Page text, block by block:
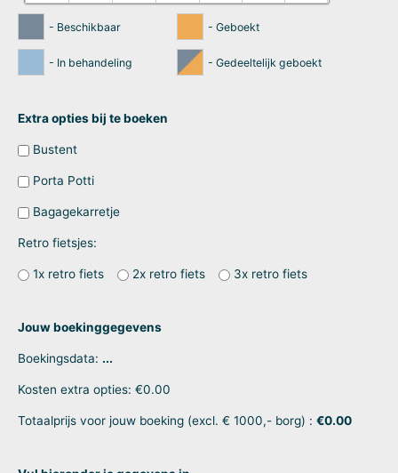
- Beschikbaar - Geboekt
- In behandeling - Gedeeltelijk geboekt
Extra opties bij te boeken
Bustent
Porta Potti
Bagagekarretje
Retro fietsjes:
1x retro fiets 2x retro fiets 3x retro fiets
Jouw boekinggegevens
Boekingsdata: ...
Kosten extra opties: €0.00
Totaalprijs voor jouw boeking (excl. € 1000,- borg) : €0.00